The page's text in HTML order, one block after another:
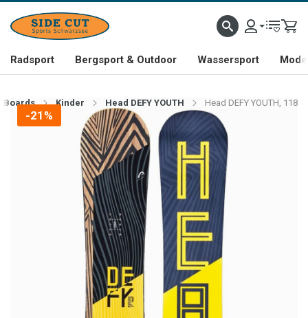
Radsport Bergsport & Outdoor Wassersport
Boards Kinder Head DEFY YOUTH Head DEFY YOUTH, 118
-21%